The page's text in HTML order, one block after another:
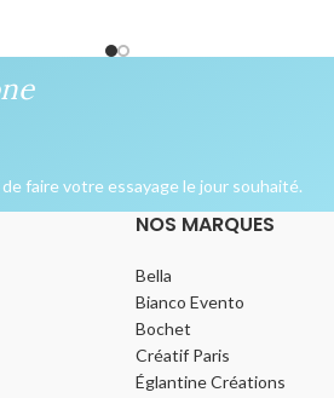
faire votre essayage le jour souhaité.
NOS MARQUES
Bella
Bianco Evento
Bochet
Créatif Paris
Églantine Créations